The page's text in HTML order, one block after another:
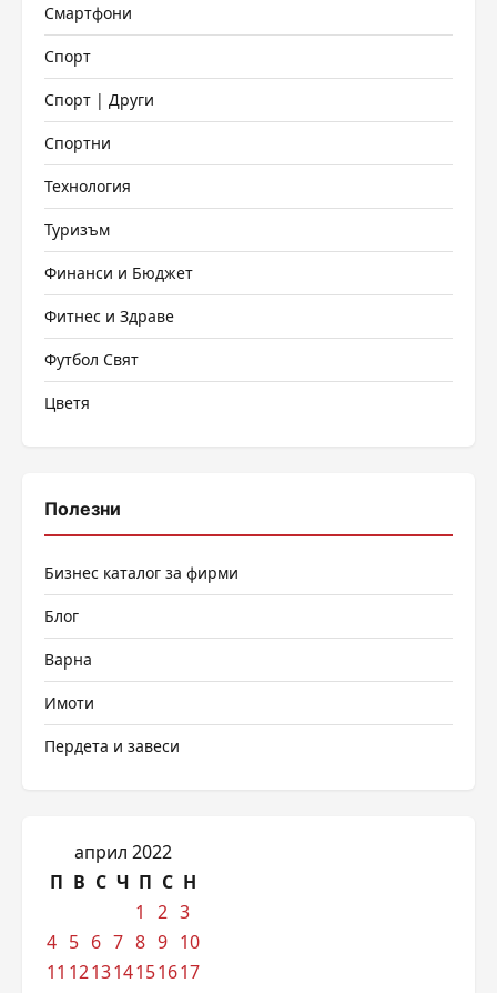
Смартфони
Спорт
Спорт | Други
Спортни
Технология
Туризъм
Финанси и Бюджет
Фитнес и Здраве
Футбол Свят
Цветя
Полезни
Бизнес каталог за фирми
Блог
Варна
Имоти
Пердета и завеси
април 2022
П В С Ч П С Н
1
2 3
4 5 6 7 8 9 10
11 121314151617